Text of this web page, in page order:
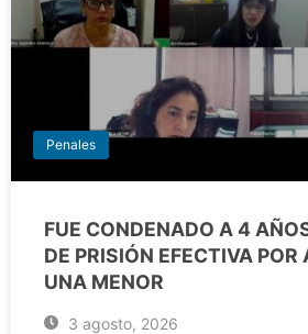
Penales
FUE CONDENADO A 4
DE PRISIÓN EFECTIVA POR
UNA MENOR
3 agosto, 2026